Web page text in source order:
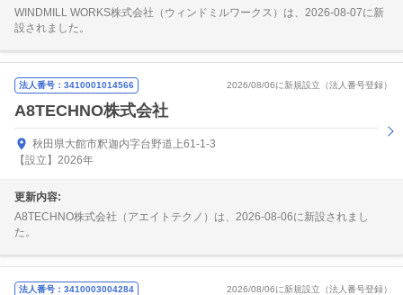
WINDMILL WORKS株式会社（ウィンドミルワークス）は、2026-08-07に新
設されました。
法人番号：3410001014566 2026/08/06に新規設立（法人番号登録）
A8TECHNO株式会社
秋田県大館市釈迦内字台野道上61-1-3
【設立】2026年
更新内容:
A8TECHNO株式会社（アエイトテクノ）は、2026-08-06に新設されまし
た。
法人番号：3410003004284 2026/08/06に新規設立（法人番号登録）